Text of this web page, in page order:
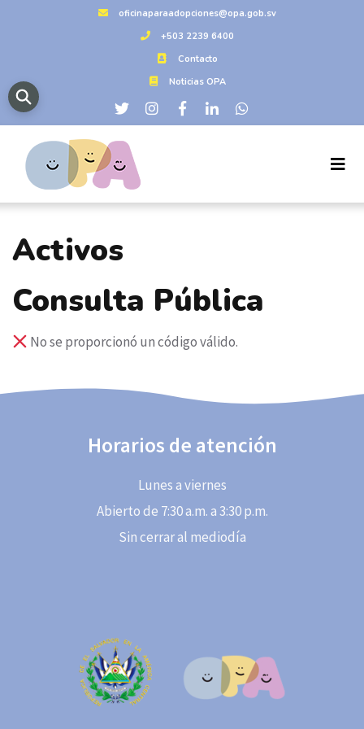
oficinaparaadopciones@opa.gob.sv
+503 2239 6400
Contacto
Noticias OPA
Activos
Consulta Pública
No se proporcionó un código válido.
Horarios de atención
Lunes a viernes
Abierto de 7:30 a.m. a 3:30 p.m.
Sin cerrar al mediodía